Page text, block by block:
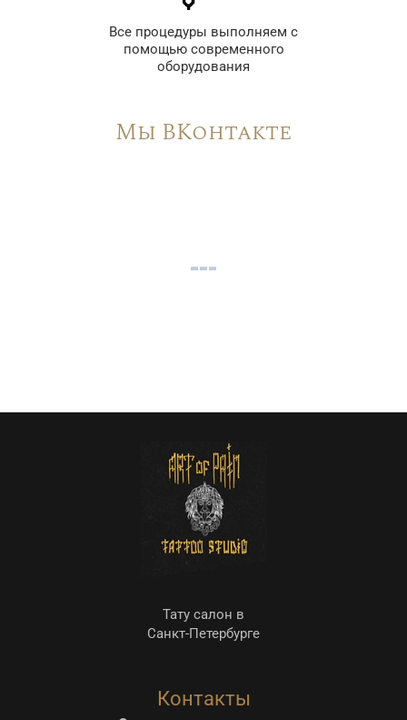
Все процедуры выполняем с
помощью современного
оборудования
Мы ВКонтакте
Тату салон в
Санкт-Петербурге
Контакты